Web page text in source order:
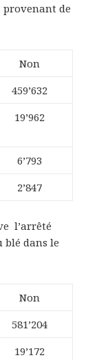
provenant de
Non
459’632
19’962
6’793
2’847
l’arrêté
dans le
Non
581’204
19’172